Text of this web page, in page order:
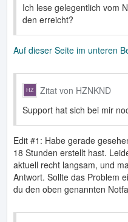
Ich lese gelegentlich vom
den erreicht?
Auf dieser Seite im unteren
Zitat von HZNKND
Support hat sich bei mir
Edit #1: Habe gerade
18 Stunden erstellt hast.
aktuell recht langsam, und
Antwort. Sollte das Problem
du den oben genannten